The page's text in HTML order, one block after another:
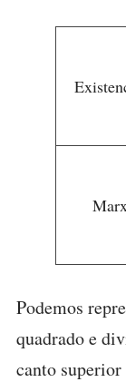
Podemos
quadrado e
canto